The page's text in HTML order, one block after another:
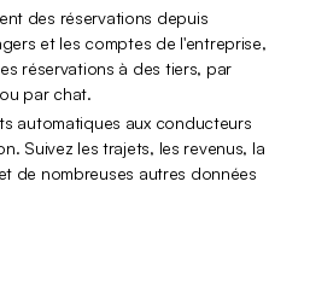
des réservations depuis
et les comptes de l'entreprise,
réservations à des tiers, par
par chat.
automatiques aux conducteurs
Suivez les trajets, les revenus, la
de nombreuses autres données